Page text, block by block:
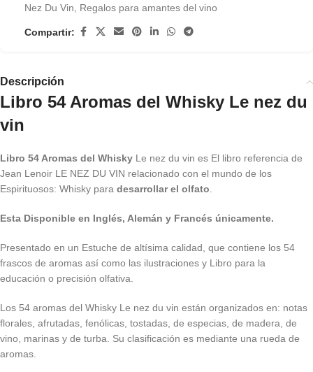
Nez Du Vin
Regalos para amantes del vino
Compartir:
Descripción
Libro 54 Aromas del Whisky Le nez du
vin
Libro 54 Aromas del Whisky Le nez du vin es El libro referencia de
Jean Lenoir LE NEZ DU VIN relacionado con el mundo de los
Espirituosos: Whisky para desarrollar el olfato
Esta Disponible en Inglés, Alemán y Francés únicamente.
Presentado en un Estuche de altísima calidad, que contiene los 54
frascos de aromas así como las ilustraciones y Libro para la
educación o precisión olfativa.
Los 54 aromas del Whisky Le nez du vin están organizados en: notas
florales, afrutadas, fenólicas, tostadas, de especias, de madera, de
vino, marinas y de turba. Su clasificación es mediante una rueda de
aromas.